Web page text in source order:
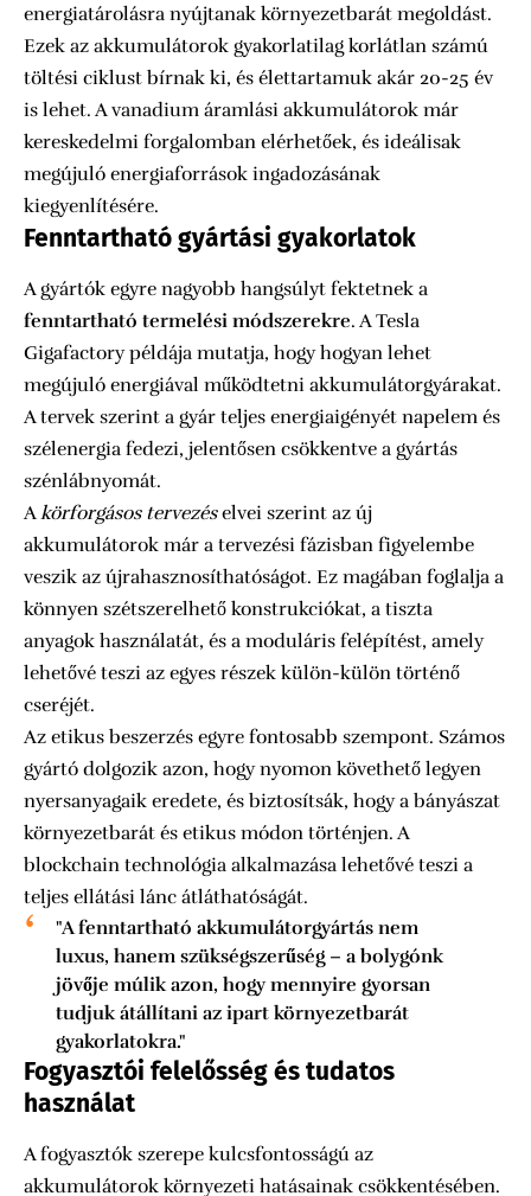
energiatárolásra nyújtanak környezetbarát megoldást.
Ezek az akkumulátorok gyakorlatilag korlátlan számú
töltési ciklust bírnak ki, és élettartamuk akár 20-25 év
is lehet. A vanadium áramlási akkumulátorok már
kereskedelmi forgalomban elérhetőek, és ideálisak
megújuló energiaforrások ingadozásának
kiegyenlítésére.
Fenntartható gyártási gyakorlatok
A gyártók egyre nagyobb hangsúlyt fektetnek a
fenntartható termelési módszerekre. A Tesla
Gigafactory példája mutatja, hogy hogyan lehet
megújuló energiával működtetni akkumulátorgyárakat.
A tervek szerint a gyár teljes energiaigényét napelem és
szélenergia fedezi, jelentősen csökkentve a gyártás
szénlábnyomát.
Akörforgásos tervezéselvei szerint az új
akkumulátorok már a tervezési fázisban figyelembe
veszik az újrahasznosíthatóságot. Ez magában foglalja a
könnyen szétszerelhető konstrukciókat, a tiszta
anyagok használatát, és a moduláris felépítést, amely
lehetővé teszi az egyes részek külön-külön történő
cseréjét.
Az etikus beszerzés egyre fontosabb szempont. Számos
gyártó dolgozik azon, hogy nyomon követhető legyen
nyersanyagaik eredete, és biztosítsák, hogy a bányászat
környezetbarát és etikus módon történjen. A
blockchain technológia alkalmazása lehetővé teszi a
teljes ellátási lánc átláthatóságát.
"A fenntartható akkumulátorgyártás nem
luxus, hanem szükségszerűség – a bolygónk
jövője múlik azon, hogy mennyire gyorsan
tudjuk átállítani az ipart környezetbarát
gyakorlatokra."
Fogyasztói felelősség és tudatos
használat
A fogyasztók szerepe kulcsfontosságú az
akkumulátorok környezeti hatásainak csökkentésében.